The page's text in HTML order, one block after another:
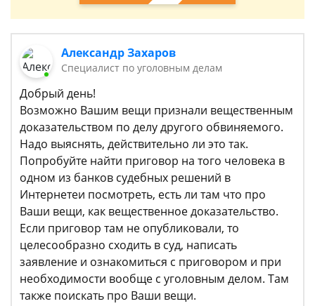
Александр Захаров
Специалист по уголовным делам
Добрый день!
Возможно Вашим вещи признали вещественным
доказательством по делу другого обвиняемого.
Надо выяснять, действительно ли это так.
Попробуйте найти приговор на того человека в
одном из банков судебных решений в
Интернетеи посмотреть, есть ли там что про
Ваши вещи, как вещественное доказательство.
Если приговор там не опубликовали, то
целесообразно сходить в суд, написать
заявление и ознакомиться с приговором и при
необходимости вообще с уголовным делом. Там
также поискать про Ваши вещи.